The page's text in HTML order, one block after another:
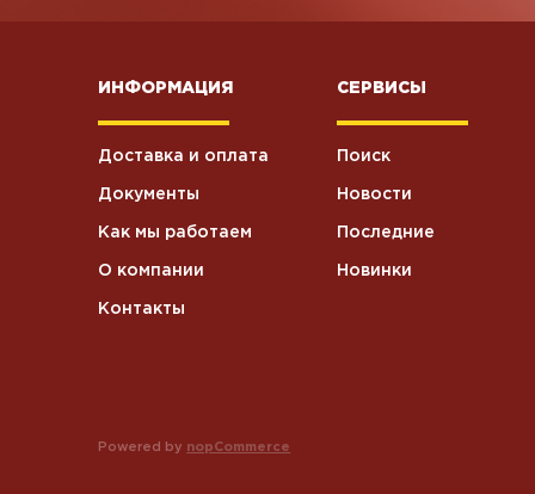
ИНФОРМАЦИЯ
Доставка и оплата
Документы
Как мы работаем
О компании
Контакты
СЕРВИСЫ
Поиск
Новости
Последние
Новинки
Powered by nopCommerce